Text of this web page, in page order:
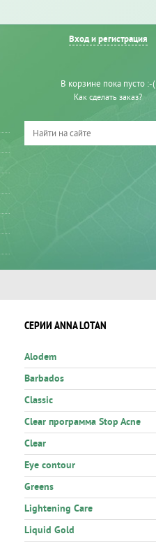
Вход и регистрация
В корзине пока пусто :-(
Как сделать заказ?
СЕРИИ ANNA LOTAN
Alodem
Barbados
Classic
Clear программа Stop Acne
Clear
Eye contour
Greens
Lightening Care
Liquid Gold